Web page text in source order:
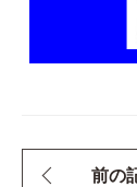
前の